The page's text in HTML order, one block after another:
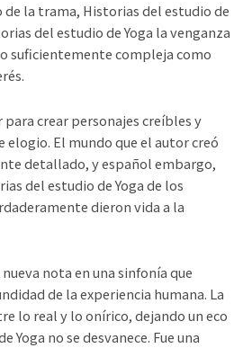
la trama, Historias del estudio de
del estudio de Yoga la venganza
suficientemente compleja como
crear personajes creíbles y
elogio. El mundo que el autor creó
detallado, y español embargo,
del estudio de Yoga de los
dieron vida a la
nota en una sinfonía que
de la experiencia humana. La
lo real y lo onírico, dejando un eco
Yoga no se desvanece. Fue una